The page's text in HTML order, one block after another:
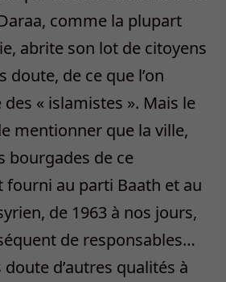
comme la plupart
abrite son lot de citoyens
doute, de ce que l’on
« islamistes ». Mais le
mentionner que la ville,
bourgades de ce
au parti Baath et au
de 1963 à nos jours,
de responsables…
d’autres qualités à